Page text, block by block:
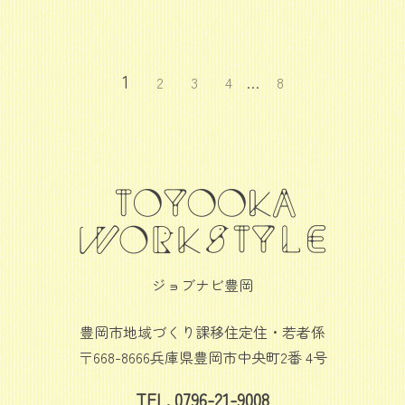
1 2 3 4 … 8
ジョブナビ豊岡
豊岡市地域づくり課移住定住・若者係
〒668-8666兵庫県豊岡市中央町2番 4号
TEL. 0796-21-9008